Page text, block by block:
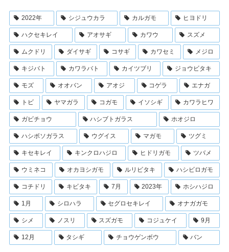
2022年 シジュウカラ カルガモ ヒヨドリ
ハクセキレイ アオサギ カワウ スズメ
ムクドリ ダイサギ コサギ カワセミ メジロ
キジバト カワラバト カイツブリ ジョウビタキ
モズ オオバン アオジ コゲラ エナガ
トビ ヤマガラ コガモ イソシギ カワラヒワ
ガビチョウ ハシブトガラス ホオジロ
ハシボソガラス ウグイス マガモ ツグミ
キセキレイ キンクロハジロ ヒドリガモ ツバメ
ウミネコ オカヨシガモ ルリビタキ ハシビロガモ
コチドリ キビタキ 7月 2023年 ホシハジロ
1月 シロハラ セグロセキレイ オナガガモ
シメ ノスリ スズガモ コジュケイ 9月
12月 タシギ チョウゲンボウ バン